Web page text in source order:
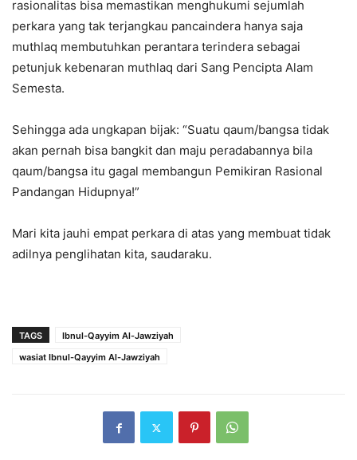
rasionalitas bisa memastikan menghukumi sejumlah
perkara yang tak terjangkau pancaindera hanya saja
muthlaq membutuhkan perantara terindera sebagai
petunjuk kebenaran muthlaq dari Sang Pencipta Alam
Semesta.
Sehingga ada ungkapan bijak: “Suatu qaum/bangsa tidak
akan pernah bisa bangkit dan maju peradabannya bila
qaum/bangsa itu gagal membangun Pemikiran Rasional
Pandangan Hidupnya!”
Mari kita jauhi empat perkara di atas yang membuat tidak
adilnya penglihatan kita, saudaraku.
TAGS
Ibnul-Qayyim Al-Jawziyah
wasiat Ibnul-Qayyim Al-Jawziyah